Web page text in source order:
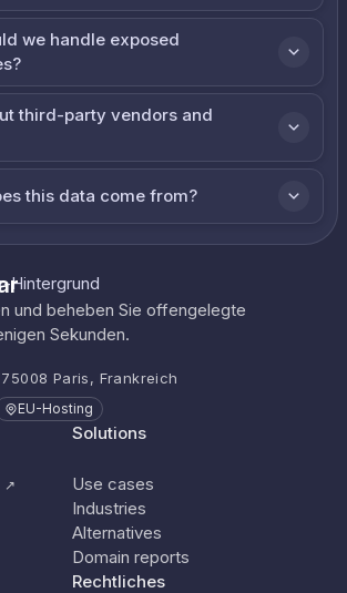
we handle exposed
third-party vendors and
this data come from?
und beheben Sie offengelegte
Sekunden.
Paris, Frankreich
EU-Hosting
↗
Solutions
Use cases
Industries
Alternatives
Domain reports
Rechtliches